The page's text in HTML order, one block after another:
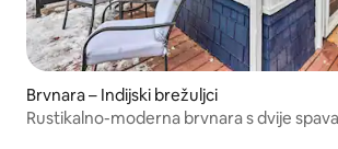
Brvnara – Indijski brežuljci
Rustikalno-moderna brvnara s dvije